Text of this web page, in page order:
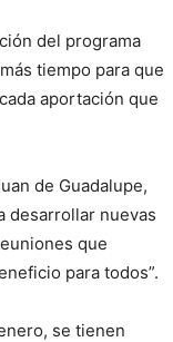
del programa
tiempo para que
aportación que
de Guadalupe,
desarrollar nuevas
que
para todos”.
se tienen